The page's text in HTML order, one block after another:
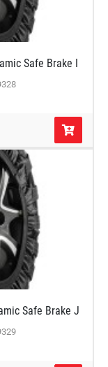
Safe Brake I
Safe Brake J